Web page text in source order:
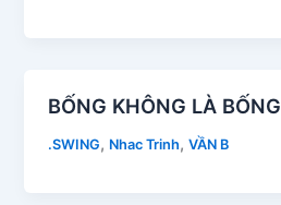
BỐNG KHÔNG LÀ BỐNG
.SWING, Nhac Trinh,VẦN B